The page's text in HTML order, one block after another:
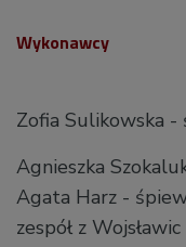
Wykonawcy
Zofia Sulikowska
Agnieszka
Agata Harz -
zespół z